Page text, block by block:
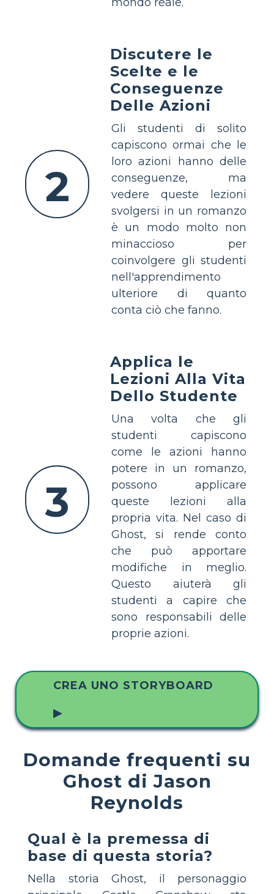
2
Discutere le
Scelte e le
Conseguenze
Delle Azioni
Gli studenti di solito
capiscono ormai che le
loro azioni hanno delle
conseguenze, ma
vedere queste lezioni
svolgersi in un romanzo
è un modo molto non
minaccioso per
coinvolgere gli studenti
nell'apprendimento
ulteriore di quanto
conta ciò che fanno.
3
Applica le
Lezioni Alla Vita
Dello Studente
Una volta che gli
studenti capiscono
come le azioni hanno
potere in un romanzo,
possono applicare
queste lezioni alla
propria vita. Nel caso di
Ghost, si rende conto
che può apportare
modifiche in meglio.
Questo aiuterà gli
studenti a capire che
sono responsabili delle
proprie azioni.
CREA UNO STORYBOARD
▶
Domande frequenti su
Ghost di Jason
Reynolds
Qual è la premessa di
base di questa storia?
Nella storia Ghost, il personaggio